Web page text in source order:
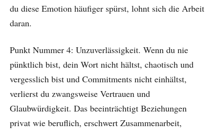
du diese Emotion häufiger spürst, lohnt sich die Arbeit
daran.
Punkt Nummer 4: Unzuverlässigkeit. Wenn du nie
pünktlich bist, dein Wort nicht hältst, chaotisch und
vergesslich bist und Commitments nicht einhältst,
verlierst du zwangsweise Vertrauen und
Glaubwürdigkeit. Das beeinträchtigt Beziehungen
privat wie beruflich, erschwert Zusammenarbeit,